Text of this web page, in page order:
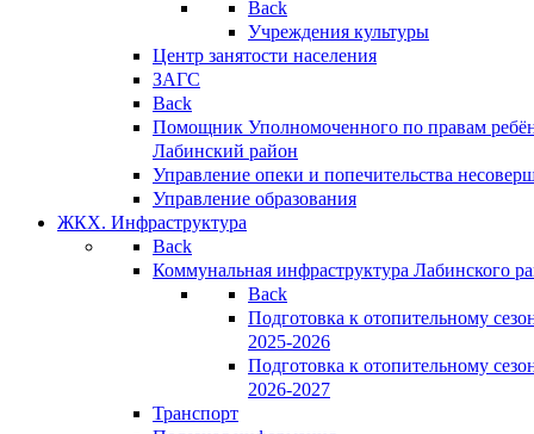
Back
Учреждения культуры
Центр занятости населения
ЗАГС
Back
Помощник Уполномоченного по правам
Лабинский район
Управление опеки и попечительства
Управление образования
ЖКХ. Инфраструктура
Back
Коммунальная инфраструктура Лабинского
Back
Подготовка к отопительному
2025-2026
Подготовка к отопительному
2026-2027
Транспорт